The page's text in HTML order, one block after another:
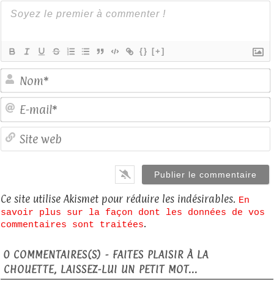
{} [+]
Ce site utilise Akismet pour réduire les indésirables. En
savoir plus sur la façon dont les données de vos
commentaires sont traitées.
0 COMMENTAIRES(S) - FAITES PLAISIR À LA
CHOUETTE, LAISSEZ-LUI UN PETIT MOT...